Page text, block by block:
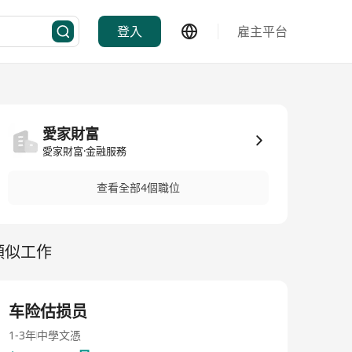
登入 雇主平台
愛家財富
愛家財富·金融服務
查看全部4個職位
似工作
车险估损员
1-3年中學文憑